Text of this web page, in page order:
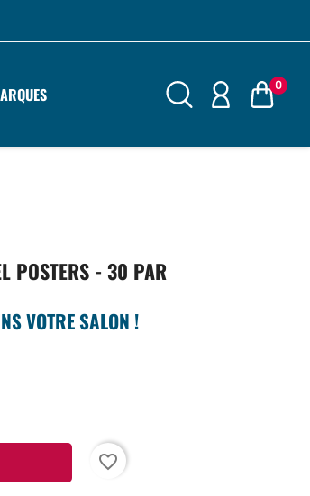
0
POSTERS - 30 PAR
VOTRE SALON !
favorite_border